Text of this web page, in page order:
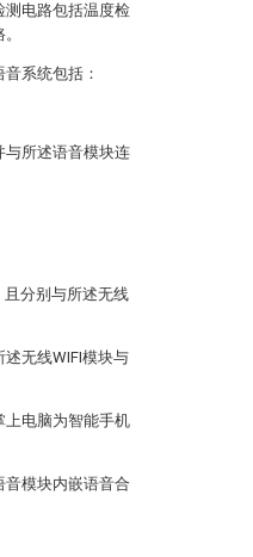
测电路包括温度检
系统包括：
与所述语音模块连
且分别与所述无线
无线WIFI模块与
上电脑为智能手机
音模块内嵌语音合